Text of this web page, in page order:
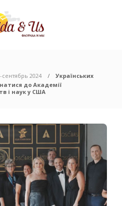
сентябрь 2024
Українських
до Академії
і наук у США